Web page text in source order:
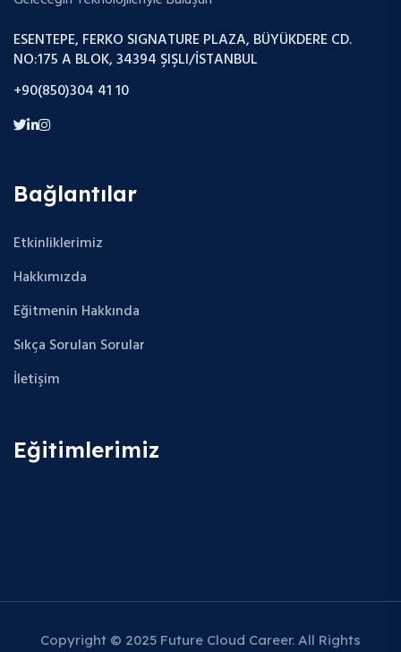
ESENTEPE, FERKO SIGNATURE PLAZA, BÜYÜKDERE CD.
NO:175 A BLOK, 34394 ŞIŞLI/İSTANBUL
+90(850)304 41 10
Bağlantılar
Etkinliklerimiz
Hakkımızda
Eğitmenin Hakkında
Sıkça Sorulan Sorular
İletişim
Eğitimlerimiz
Copyright © 2025 Future Cloud Career. All Rights